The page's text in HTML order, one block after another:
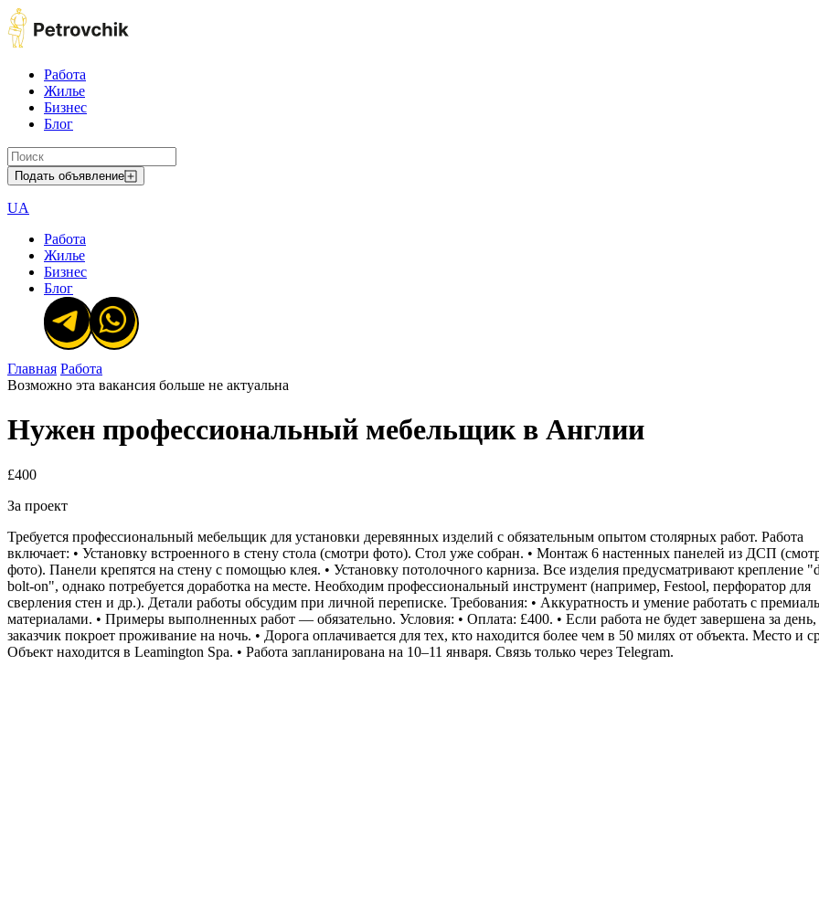
Работа
Жилье
Бизнес
Блог
Подать объявление
UA
Работа
Жилье
Бизнес
Блог
Главная Работа
Возможно эта вакансия больше не актуальна
Нужен профессиональный мебельщик в Англии
£400
За проект
Требуется профессиональный мебельщик для установки деревянных изделий с обязательным опытом столярных работ. Работа
включает: • Установку встроенного в стену стола (смотри фото). Стол уже собран. • Монтаж 6 настенных панелей из ДСП
фото). Панели крепятся на стену с помощью клея. • Установку потолочного карниза. Все изделия предусматривают крепление
bolt-on", однако потребуется доработка на месте. Необходим профессиональный инструмент (например, Festool, перфоратор для
сверления стен и др.). Детали работы обсудим при личной переписке. Требования: • Аккуратность и умение работать с
материалами. • Примеры выполненных работ — обязательно. Условия: • Оплата: £400. • Если работа не будет завершена за день,
заказчик покроет проживание на ночь. • Дорога оплачивается для тех, кто находится более чем в 50 милях от объекта. Место и
Объект находится в Leamington Spa. • Работа запланирована на 10–11 января. Связь только через Telegram.